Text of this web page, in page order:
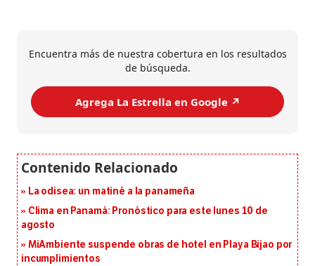
Encuentra más de nuestra cobertura en los resultados
de búsqueda.
Agrega La Estrella en Google ↗️
La odisea: un matiné a la panameña
Clima en Panamá: Pronóstico para este lunes 10 de
agosto
MiAmbiente suspende obras de hotel en Playa Bijao por
incumplimientos